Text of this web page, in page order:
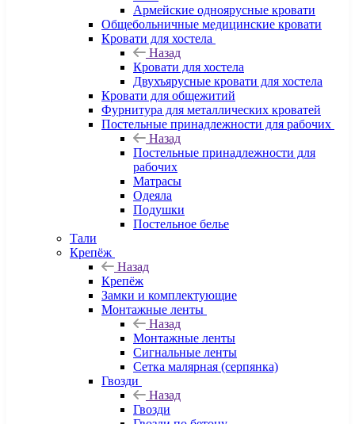
Армейские одноярусные кровати
Общебольничные медицинские кровати
Кровати для хостела
Назад
Кровати для хостела
Двухъярусные кровати для хостела
Кровати для общежитий
Фурнитура для металлических кроватей
Постельные принадлежности для рабочих
Назад
Постельные принадлежности для
рабочих
Матрасы
Одеяла
Подушки
Постельное белье
Тали
Крепёж
Назад
Крепёж
Замки и комплектующие
Монтажные ленты
Назад
Монтажные ленты
Сигнальные ленты
Сетка малярная (серпянка)
Гвозди
Назад
Гвозди